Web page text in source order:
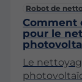
Robot de
Comment
pour le
Le